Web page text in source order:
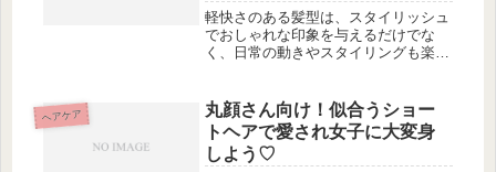
軽快さのある髪型は、スタイリッシュ
でおしゃれな印象を与えるだけでな
く、日常の動きやスタイリングも楽に
うか？この記事では、髪型に軽快さを
プラスする3つのポイントについて紹
介し...
ヘアケア
丸顔さん向け！似合うショー
トヘアで愛され女子に大変身
しよう♡